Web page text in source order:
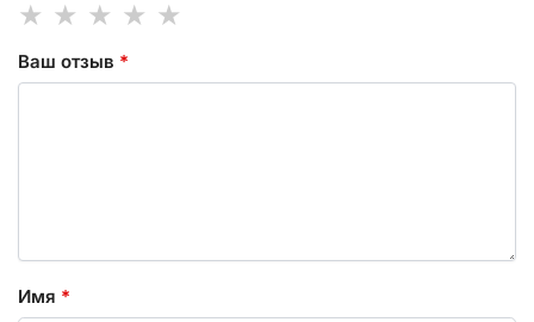
Ваш отзыв *
Имя *